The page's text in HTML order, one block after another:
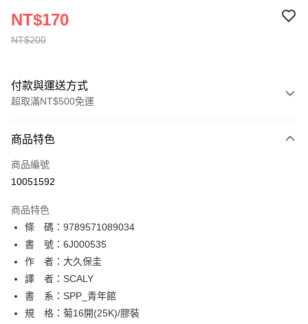
NT$200
NT$170
付款與運送方式
超取滿NT$500免運
信用卡一次付款
超商取貨付款
相關說明
【關於「AFTEE先享後付」】
AFTEE先享後付是「在收到商品之後才付款」的支付方式。 讓您購物簡單
便利好安心！
１．簡單：不需註冊會員、不需綁卡、不需儲值。
２．便利：只要手機號碼，簡訊認證，即可結帳。
３．安心：先確認商品／服務後，再付款。
【「AFTEE先享後付」結帳流程】
ATM付款
運送方式
全家取貨付款
每筆NT$80，滿NT$500(含以上)免運費
商品特色
商品編號
10051592
商品特色
條 碼：9789571089034
書 號：6J000535
作 者：大久保圭
譯 者：SCALY
書 系：SPP_青年館
規 格：菊16開(25K)/膠裝